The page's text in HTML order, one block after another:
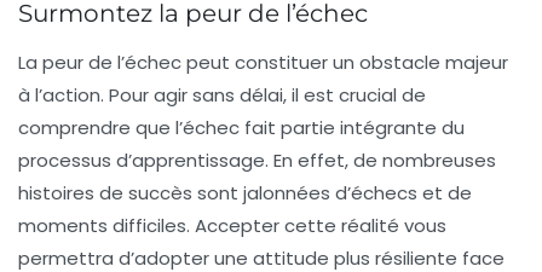
Surmontez la peur de l’échec
La peur de l’échec peut constituer un obstacle majeur
à l’action. Pour agir sans délai, il est crucial de
comprendre que l’échec fait partie intégrante du
processus d’apprentissage. En effet, de nombreuses
histoires de succès sont jalonnées d’échecs et de
moments difficiles. Accepter cette réalité vous
permettra d’adopter une attitude plus résiliente face